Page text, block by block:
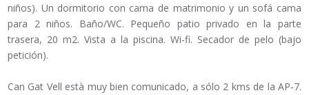
niños). Un dormitorio con cama de matrimonio y un sofá cama
para 2 niños. Baño/WC. Pequeño patio privado en la parte
trasera, 20 m2. Vista a la piscina. Wi-fi. Secador de pelo (bajo
petición).
Can Gat Vell està muy bien comunicado, a sólo 2 kms de la AP-7.